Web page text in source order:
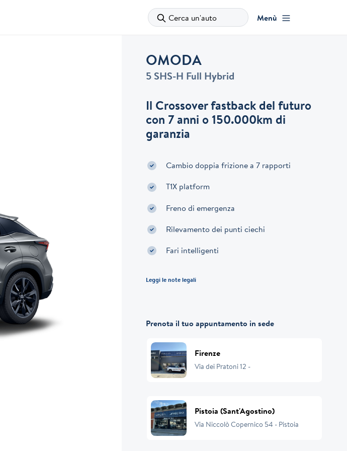
Cerca un'auto Menù
OMODA
5 SHS-H Full Hybrid
Il Crossover fastback del futuro
con 7 anni o 150.000km di
garanzia
Cambio doppia frizione a 7 rapporti
T1X platform
Freno di emergenza
Rilevamento dei punti ciechi
Fari intelligenti
Leggi le note legali
Prenota il tuo appuntamento in sede
Firenze
Via dei Pratoni 12 -
Pistoia (Sant'Agostino)
Via Niccolò Copernico 54 - Pistoia